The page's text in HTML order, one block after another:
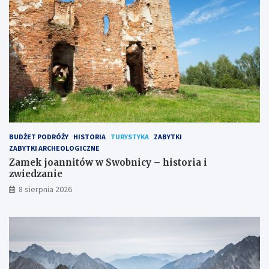
i
t
a
j
e
m
n
i
c
z
e
g
o
z
a
k
o
a
i
z
w
i
e
d
z
a
n
i
e
BUDŻET PODRÓŻY HISTORIA TURYSTYKA ZABYTKI
ZABYTKI ARCHEOLOGICZNE
Zamek joannitów w Swobnicy – historia i
zwiedzanie
8 sierpnia 2026